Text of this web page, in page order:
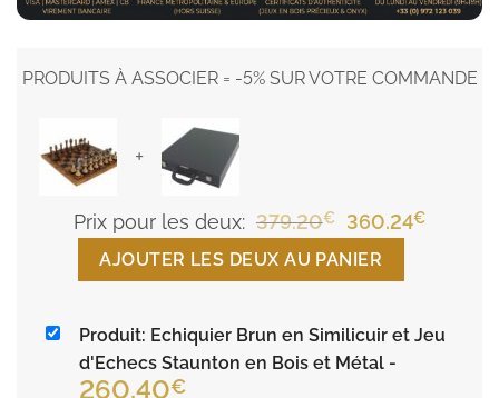
PRODUITS À ASSOCIER = -5% SUR VOTRE COMMANDE
+
Prix pour les deux: 379.20€
Le
prix
initial
379.20€.
360.24€Le
AJOUTER LES DEUX AU PANIER
Produit: Echiquier Brun en Similicuir et Jeu
d'Echecs Staunton en Bois et Métal -
260.40€